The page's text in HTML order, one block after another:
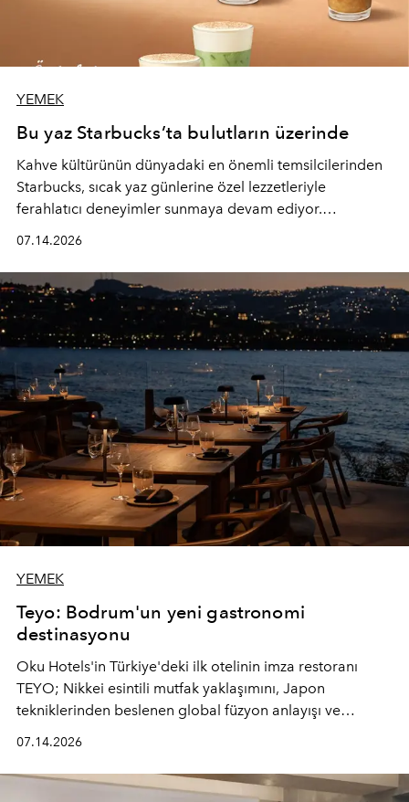
YEMEK
Bu yaz Starbucks’ta bulutların üzerinde
Kahve kültürünün dünyadaki en önemli temsilcilerinden
Starbucks, sıcak yaz günlerine özel lezzetleriyle
ferahlatıcı deneyimler sunmaya devam ediyor.
yepyeni Cloud Frappuccino® Blended Beverage çeşitleri
ve yiyecek alternatifleri yazın keyfine lezzet katıyor.
07.14.2026
YEMEK
Teyo: Bodrum'un yeni gastronomi
destinasyonu
Oku Hotels'in Türkiye'deki ilk otelinin imza restoranı
TEYO; Nikkei esintili mutfak yaklaşımını, Japon
tekniklerinden beslenen global füzyon anlayışı ve
07.14.2026